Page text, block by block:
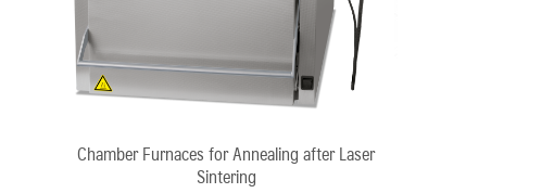
Chamber Furnaces for Annealing after Laser
Sintering